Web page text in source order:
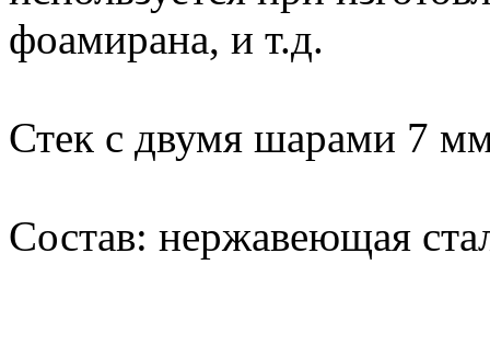
фоамирана, и т.д.
Стек с двумя шарами 7
Состав: нержавеющая